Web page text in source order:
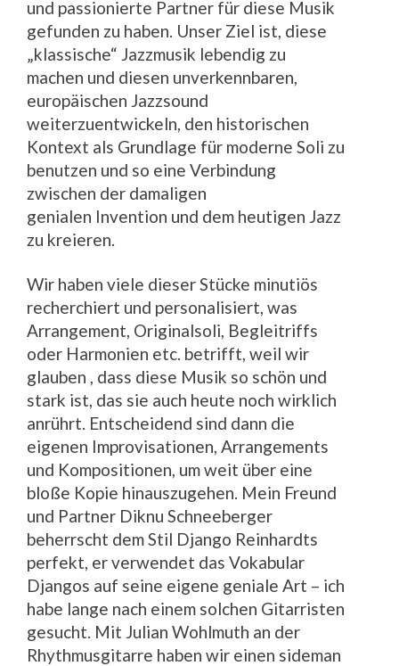
und passionierte Partner für diese Musik
gefunden zu haben. Unser Ziel ist, diese
„klassische“ Jazzmusik lebendig zu
machen und diesen unverkennbaren,
europäischen Jazzsound
weiterzuentwickeln, den historischen
Kontext als Grundlage für moderne Soli zu
benutzen und so eine Verbindung
zwischen der damaligen
genialen Invention und dem heutigen Jazz
zu kreieren.
Wir haben viele dieser Stücke minutiös
recherchiert und personalisiert, was
Arrangement, Originalsoli, Begleitriffs
oder Harmonien etc. betrifft, weil wir
glauben , dass diese Musik so schön und
stark ist, das sie auch heute noch wirklich
anrührt. Entscheidend sind dann die
eigenen Improvisationen, Arrangements
und Kompositionen, um weit über eine
bloße Kopie hinauszugehen. Mein Freund
und Partner Diknu Schneeberger
beherrscht dem Stil Django Reinhardts
perfekt, er verwendet das Vokabular
Djangos auf seine eigene geniale Art – ich
habe lange nach einem solchen Gitarristen
gesucht. Mit Julian Wohlmuth an der
Rhythmusgitarre haben wir einen sideman